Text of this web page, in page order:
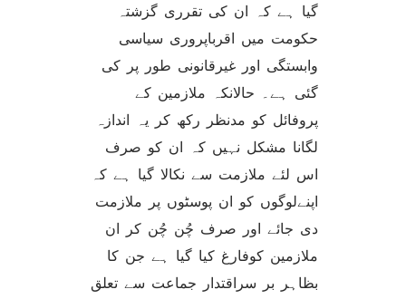
گیا ہے کہ ان کی تقرری گزشتہ
حکومت میں اقرباپروری سیاسی
وابستگی اور غیرقانونی طور پر کی
گئی ہے۔ حالانکہ ملازمین کے
پروفائل کو مدنظر رکھ کر یہ اندازہ
لگانا مشکل نہیں کہ ان کو صرف
اس لئے ملازمت سے نکالا گیا ہے کہ
اپنےلوگوں کو ان پوسٹوں پر ملازمت
دی جائے اور صرف چُن چُن کر ان
ملازمین کوفارغ کیا گیا ہے جن کا
بظاہر بر سراقتدار جماعت سے تعلق